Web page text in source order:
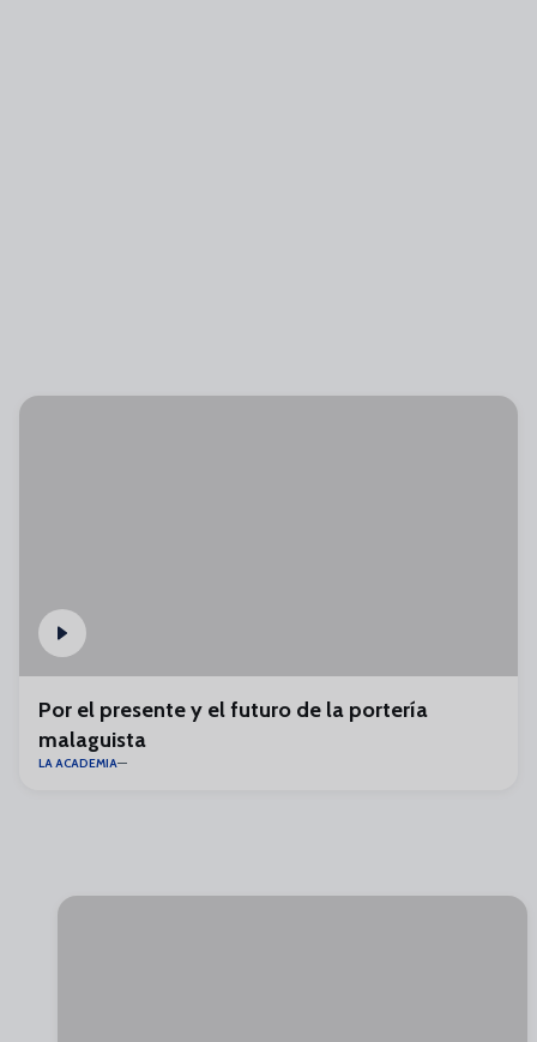
Por el presente y el futuro de la portería
malaguista
LA ACADEMIA